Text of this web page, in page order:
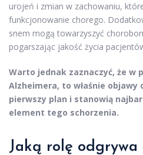
urojeń i zmian w zachowaniu,
funkcjonowanie chorego.
snem mogą towarzyszyć
pogarszając jakość życia
Warto jednak zaznaczyć, że w
Alzheimera, to właśnie objawy
pierwszy plan i stanowią
element tego schorzenia.
Jaką rolę